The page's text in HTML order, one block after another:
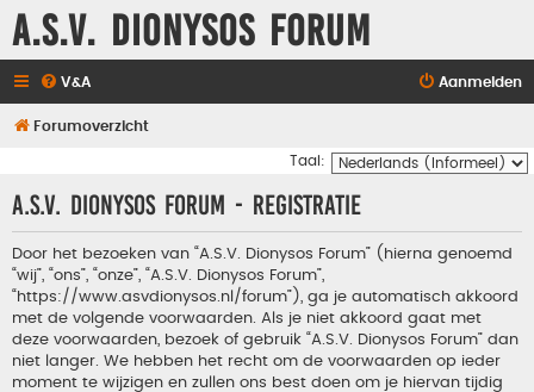
A.S.V. Dionysos Forum
V&A Aanmelden
Forumoverzicht
Taal:
A.S.V. Dionysos Forum - Registratie
Door het bezoeken van “A.S.V. Dionysos Forum” (hierna genoemd
“wij”, “ons”, “onze”, “A.S.V. Dionysos Forum”,
“https://www.asvdionysos.nl/forum”), ga je automatisch akkoord
met de volgende voorwaarden. Als je niet akkoord gaat met
deze voorwaarden, bezoek of gebruik “A.S.V. Dionysos Forum” dan
niet langer. We hebben het recht om de voorwaarden op ieder
moment te wijzigen en zullen ons best doen om je hiervan tijdig